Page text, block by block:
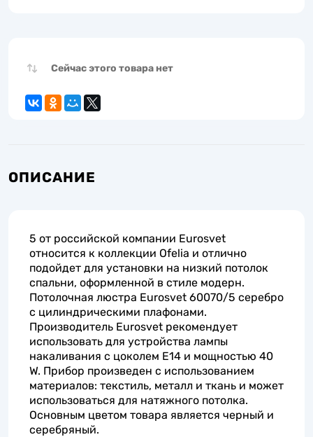
Сейчас этого товара нет
ОПИСАНИЕ
5 от российской компании Eurosvet
относится к коллекции Ofelia и отлично
подойдет для установки на низкий потолок
спальни, оформленной в стиле модерн.
Потолочная люстра Eurosvet 60070/5 серебро
с цилиндрическими плафонами.
Производитель Eurosvet рекомендует
использовать для устройства лампы
накаливания с цоколем E14 и мощностью 40
W. Прибор произведен с использованием
материалов: текстиль, металл и ткань и может
использоваться для натяжного потолка.
Основным цветом товара является черный и
серебряный.